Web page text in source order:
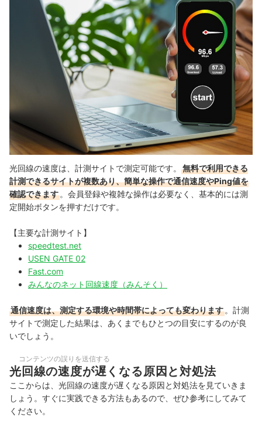
光回線の速度は、計測サイトで測定可能です。
無料で利用できる
計測できるサイトが複数あり、簡単な操作で通信速度やPing値を
確認できます 。会員登録や複雑な操作は必要なく、基本的には測
定開始ボタンを押すだけです。
【主要な計測サイト】
speedtest.net
USEN GATE 02
Fast.com
みんなのネット回線速度（みんそく）
通信速度は、測定する環境や時間帯によっても変わります 。計測
サイトで測定した結果は、あくまでもひとつの目安にするのが良
いでしょう。
コンテンツの誤りを送信する
光回線の速度が遅くなる原因と対処法
ここからは、光回線の速度が遅くなる原因と対処法を見ていきま
しょう。すぐに実践できる方法もあるので、ぜひ参考にしてみて
ください。